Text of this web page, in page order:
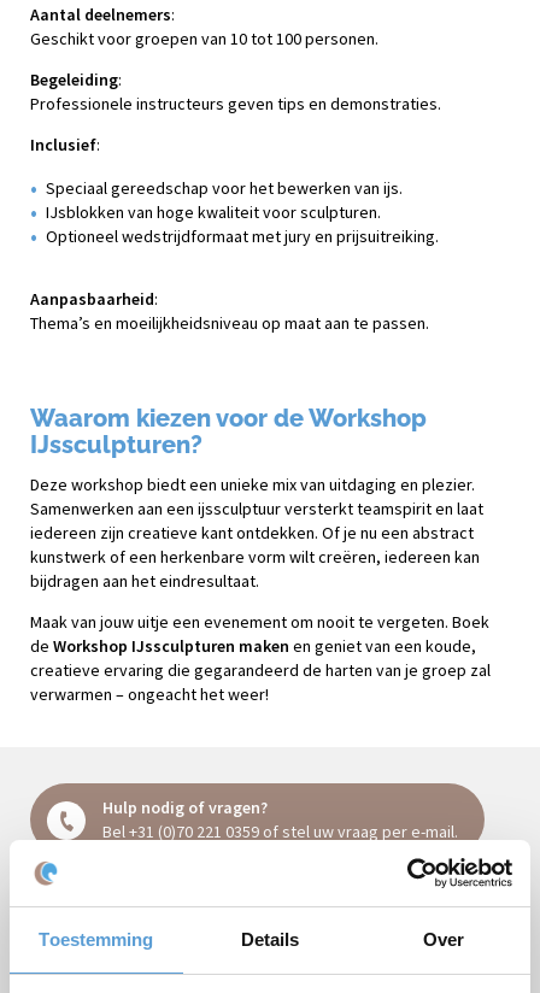
Toestemming Details Over
Aantal deelnemers:
Geschikt voor groepen van 10 tot 100 personen.
Begeleiding:
Professionele instructeurs geven tips en demonstraties.
Inclusief:
Speciaal gereedschap voor het bewerken van ijs.
IJsblokken van hoge kwaliteit voor sculpturen.
Optioneel wedstrijdformaat met jury en prijsuitreiking.
Aanpasbaarheid:
Thema’s en moeilijkheidsniveau op maat aan te passen.
Waarom kiezen voor de Workshop
IJssculpturen?
Deze workshop biedt een unieke mix van uitdaging en plezier.
Samenwerken aan een ijssculptuur versterkt teamspirit en laat
iedereen zijn creatieve kant ontdekken. Of je nu een abstract
kunstwerk of een herkenbare vorm wilt creëren, iedereen kan
bijdragen aan het eindresultaat.
Maak van jouw uitje een evenement om nooit te vergeten. Boek
de Workshop IJssculpturen maken en geniet van een koude,
creatieve ervaring die gegarandeerd de harten van je groep zal
verwarmen – ongeacht het weer!
Hulp nodig of vragen?
Bel +31 (0)70 221 0359 of stel uw vraag per e-mail.
Vrijblijvende offerte: